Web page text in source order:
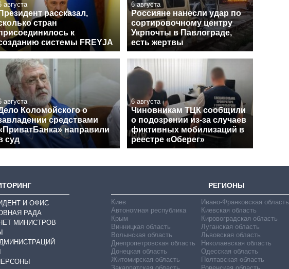
августа
Президент рассказал,
стран
к
системы FREYJA
6 августа
Россияне нанесли удар по
сортировочному центру
Укрпочты в Павлограде,
есть жертвы
августа
Коломойского о
средствами
направили
суд
6 августа
Чиновникам ТЦК сообщили
о подозрении из-за случаев
фиктивных мобилизаций в
реестре «Оберег»
И ОФИС
РАДА
МИНИСТРОВ
РЕГИОНЫ
Киев
Автономная республика
Крым
Винницкая область
Волынская область
Днепропетровская область
Донецкая область
Житомирская область
Ивано-Франковская область
Киевская область
Кировоградская область
Луганская область
Львовская область
Николаевская область
Одесская область
Полтавская область